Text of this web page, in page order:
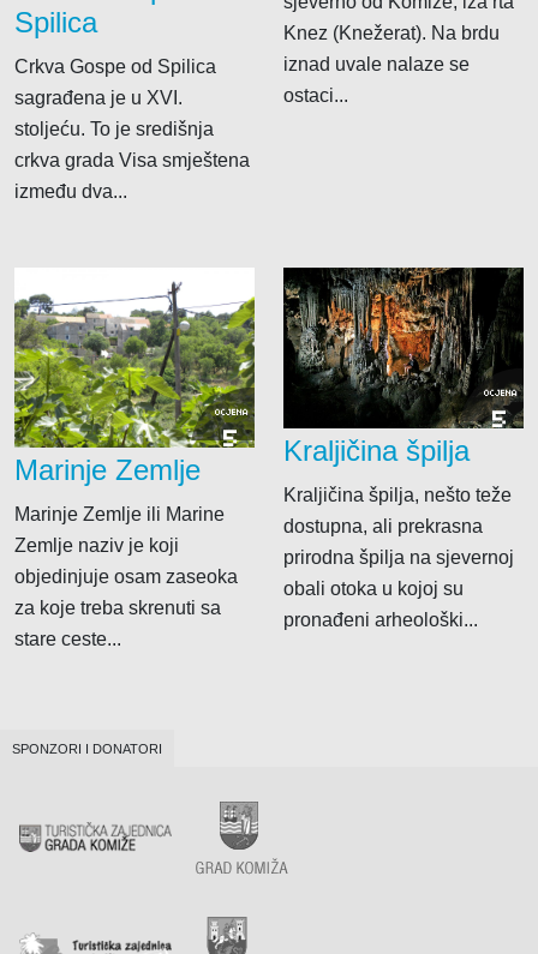
Spilica
Crkva Gospe od Spilica
sagrađena je u XVI.
stoljeću. To je središnja
crkva grada Visa smještena
između dva...
Knez (Knežerat). Na brdu
iznad uvale nalaze se
ostaci...
OCJENA
5
Marinje Zemlje
Marinje Zemlje ili Marine
Zemlje naziv je koji
objedinjuje osam zaseoka
za koje treba skrenuti sa
stare ceste...
OCJENA
5
Kraljičina špilja
Kraljičina špilja, nešto teže
dostupna, ali prekrasna
prirodna špilja na sjevernoj
obali otoka u kojoj su
pronađeni arheološki...
SPONZORI I DONATORI